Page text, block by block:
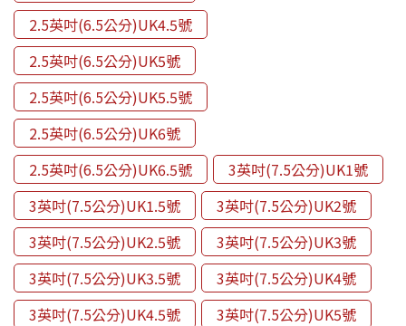
2.5英吋(6.5公分)UK4.5號
2.5英吋(6.5公分)UK5號
2.5英吋(6.5公分)UK5.5號
2.5英吋(6.5公分)UK6號
2.5英吋(6.5公分)UK6.5號
3英吋(7.5公分)UK1號
3英吋(7.5公分)UK1.5號
3英吋(7.5公分)UK2號
3英吋(7.5公分)UK2.5號
3英吋(7.5公分)UK3號
3英吋(7.5公分)UK3.5號
3英吋(7.5公分)UK4號
3英吋(7.5公分)UK4.5號
3英吋(7.5公分)UK5號